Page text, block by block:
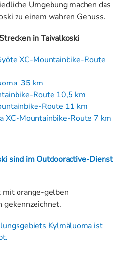
Umgebung machen das
zu einem wahren Genuss.
in Taivalkoski
XC-Mountainbike-Route
35 km
Route 10,5 km
Route 11 km
XC-Mountainbike-Route 7 km
sind im Outdooractive-Dienst
mit orange-gelben
gekennzeichnet.
Kylmäluoma ist